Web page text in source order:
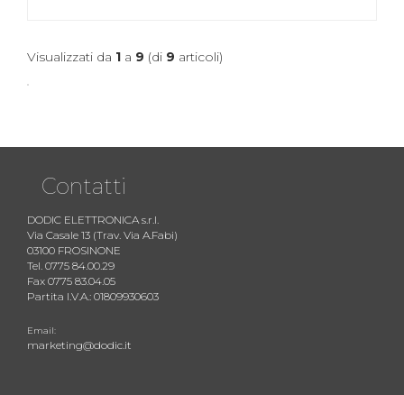
Visualizzati da 1 a 9 (di 9 articoli)
Contatti
DODIC ELETTRONICA s.r.l.
Via Casale 13 (Trav. Via A.Fabi)
03100 FROSINONE
Tel. 0775 84.00.29
Fax 0775 83.04.05
Partita I.V.A.: 01809930603
Email:
marketing@dodic.it